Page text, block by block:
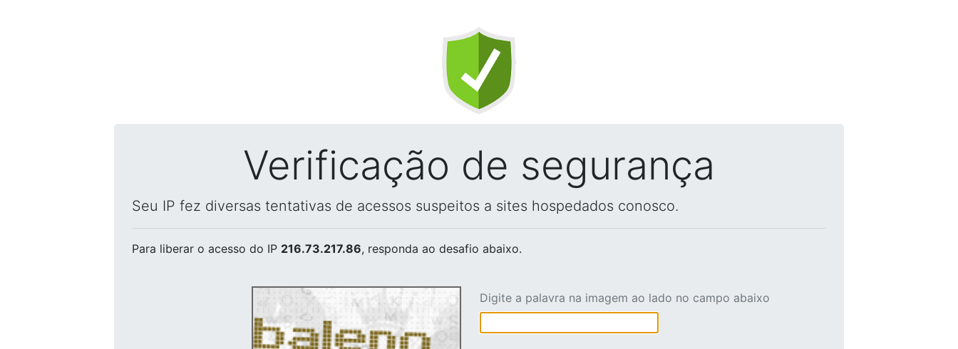
Verificação de segurança
Seu IP fez diversas tentativas de acessos suspeitos a sites hospedados conosco.
Para liberar o acesso do IP 216.73.217.86, responda ao desafio abaixo.
Digite a palavra na imagem ao lado no campo abaixo